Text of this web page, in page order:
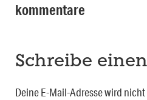
kommentare
Schreibe
Deine E-Mail-Adresse wird nicht